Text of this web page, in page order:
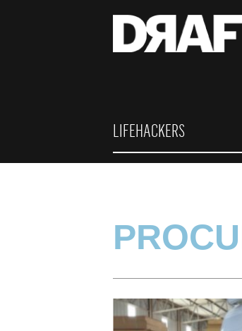
LIFEHACKERS